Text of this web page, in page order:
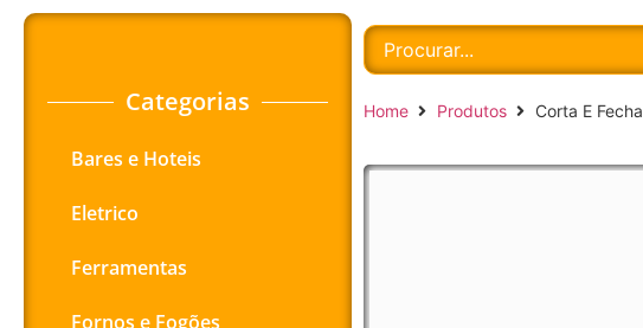
Categorias
Bares e Hoteis
Eletrico
Ferramentas
Fornos e Fogões
Home Produtos Corta E